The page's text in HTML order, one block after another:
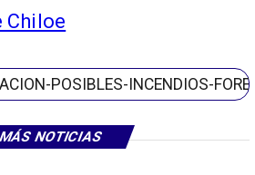
MÁS NOTICIAS
Chiloe
POSIBLES-INCENDIOS-